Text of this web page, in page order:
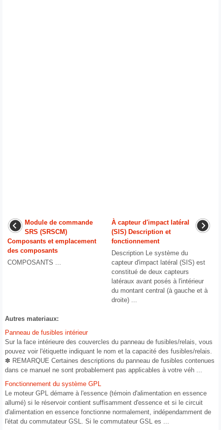
Module de commande
SRS (SRSCM)
Composants et emplacement
des composants
COMPOSANTS ...
À capteur d′impact latéral
(SIS) Description et
fonctionnement
Description Le système du
capteur d'impact latéral (SIS) est
constitué de deux capteurs
latéraux avant posés à l'intérieur
du montant central (à gauche et à
droite) ...
Autres materiaux:
Panneau de fusibles intérieur
Sur la face intérieure des couvercles du panneau de fusibles/relais, vous
pouvez voir l'étiquette indiquant le nom et la capacité des fusibles/relais.
✽ REMARQUE Certaines descriptions du panneau de fusibles contenues
dans ce manuel ne sont probablement pas applicables à votre véh ...
Fonctionnement du système GPL
Le moteur GPL démarre à l'essence (témoin d'alimentation en essence
allumé) si le réservoir contient suffisamment d'essence et si le circuit
d'alimentation en essence fonctionne normalement, indépendamment de
l'état du commutateur GSL. Si le commutateur GSL es ...